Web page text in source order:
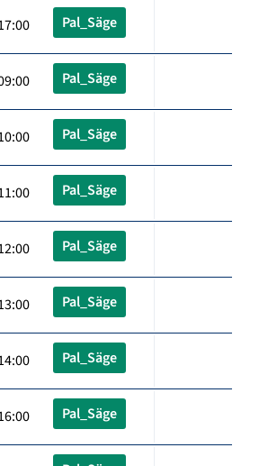
Pal_Säge
Pal_Säge
Pal_Säge
Pal_Säge
Pal_Säge
Pal_Säge
Pal_Säge
Pal_Säge